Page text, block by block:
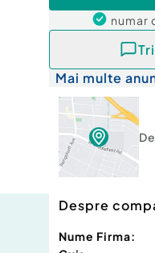
numar
Mai multe
Despre
Nume Firma: